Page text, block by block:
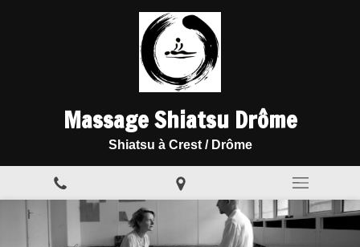
Massage Shiatsu Drôme
Shiatsu à Crest / Drôme